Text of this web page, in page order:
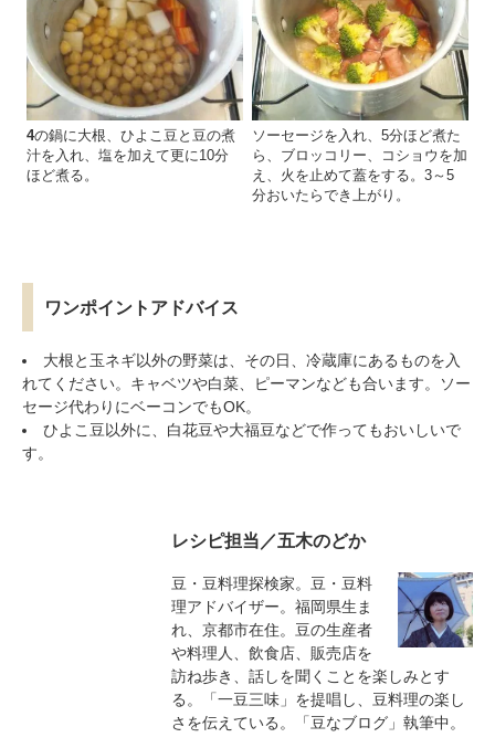
4の鍋に大根、ひよこ豆と豆の煮
汁を入れ、塩を加えて更に10分
ほど煮る。
ソーセージを入れ、5分ほど煮た
ら、ブロッコリー、コショウを加
え、火を止めて蓋をする。3～5
分おいたらでき上がり。
ワンポイントアドバイス
大根と玉ネギ以外の野菜は、その日、冷蔵庫にあるものを入
れてください。キャベツや白菜、ピーマンなども合います。ソー
セージ代わりにベーコンでもOK。
ひよこ豆以外に、白花豆や大福豆などで作ってもおいしいで
す。
レシピ担当／五木のどか
豆・豆料理探検家。豆・豆料
理アドバイザー。福岡県生ま
れ、京都市在住。豆の生産者
や料理人、飲食店、販売店を
訪ね歩き、話しを聞くことを楽しみとす
る。「一豆三味」を提唱し、豆料理の楽し
さを伝えている。「豆なブログ」執筆中。